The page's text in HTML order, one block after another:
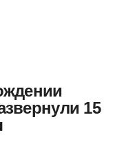
15